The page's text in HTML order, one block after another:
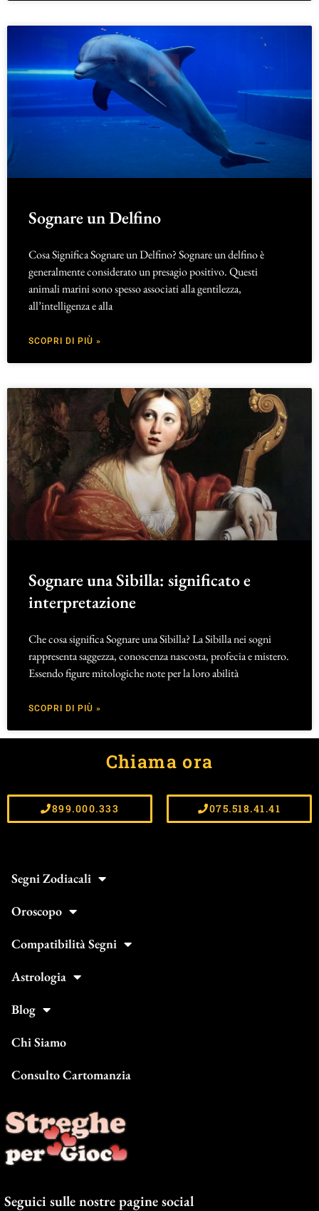
Sognare un Delfino
Cosa Significa Sognare un Delfino? Sognare un delfino è
generalmente considerato un presagio positivo. Questi
animali marini sono spesso associati alla gentilezza,
all’intelligenza e alla
SCOPRI DI PIÙ »
Sognare una Sibilla: significato e
interpretazione
Che cosa significa Sognare una Sibilla? La Sibilla nei sogni
rappresenta saggezza, conoscenza nascosta, profecia e mistero.
Essendo figure mitologiche note per la loro abilità
SCOPRI DI PIÙ »
Chiama ora
899.000.333 075.518.41.41
Segni Zodiacali
Oroscopo
Compatibilità Segni
Astrologia
Blog
Chi Siamo
Consulto Cartomanzia
Seguici sulle nostre pagine social